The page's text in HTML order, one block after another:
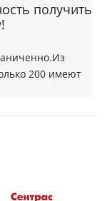
получить
200 имеют